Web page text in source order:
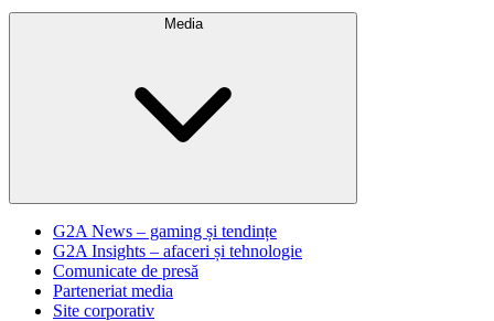
Media
G2A News – gaming și tendințe
G2A Insights – afaceri și tehnologie
Comunicate de presă
Parteneriat media
Site corporativ